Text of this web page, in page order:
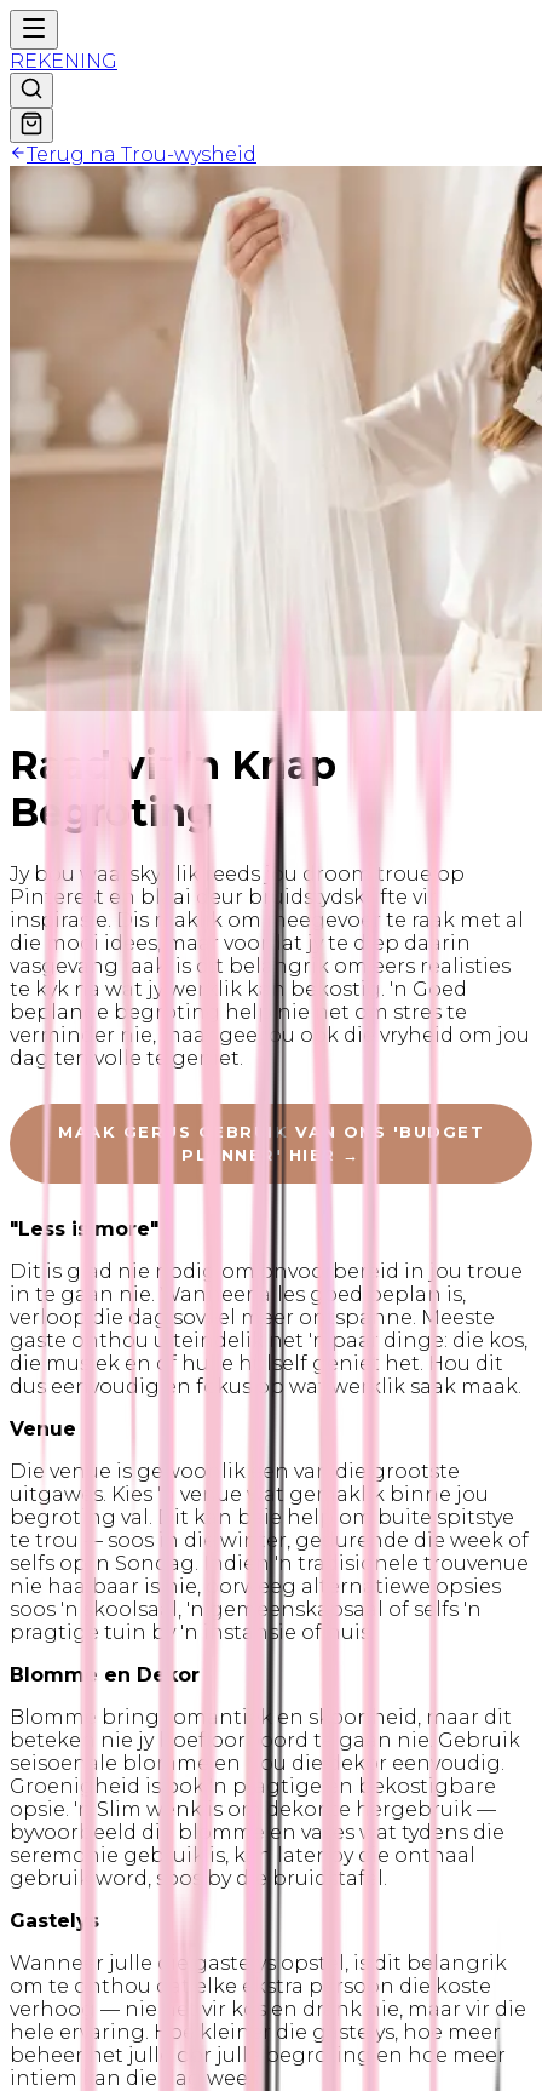
REKENING
Terug na Trou-wysheid
Raad vir 'n Knap
Begroting
Jy bou waarskynlik reeds jou droom troue op
Pinterest en blaai deur bruidstydskrifte vir
inspirasie. Dis maklik om meegevoer te raak met al
die mooi idees, maar voordat jy te diep daarin
vasgevang raak, is dit belangrik om eers realisties
te kyk na wat jy werklik kan bekostig. 'n Goed
beplande begroting help nie net om stres te
verminder nie, maar gee jou ook die vryheid om jou
dag ten volle te geniet.
MAAK GERUS GEBRUIK VAN ONS 'BUDGET
PLANNER' HIER →
"Less is more"
Dit is glad nie nodig om onvoorbereid in jou troue
in te gaan nie. Wanneer alles goed beplan is,
verloop die dag soveel meer ontspanne. Meeste
gaste onthou uiteindelik net 'n paar dinge: die kos,
die musiek en of hulle hulself geniet het. Hou dit
dus eenvoudig en fokus op wat werklik saak maak.
Venue
Die venue is gewoonlik een van die grootste
uitgawes. Kies 'n venue wat gemaklik binne jou
begroting val. Dit kan baie help om buite spitstye
te trou — soos in die winter, gedurende die week of
selfs op 'n Sondag. Indien 'n tradisionele trouvenue
nie haalbaar is nie, oorweeg alternatiewe opsies
soos 'n skoolsaal, 'n gemeenskapsaal of selfs 'n
pragtige tuin by 'n instansie of huis.
Blomme en Dekor
Blomme bring romantiek en skoonheid, maar dit
beteken nie jy hoef oorboord te gaan nie. Gebruik
seisoenale blomme en hou die dekor eenvoudig.
Groenigheid is ook 'n pragtige en bekostigbare
opsie. 'n Slim wenk is om dekor te hergebruik —
byvoorbeeld die blomme en vases wat tydens die
seremonie gebruik is, kan later by die onthaal
gebruik word, soos by die bruidstafel.
Gastelys
Wanneer julle die gastelys opstel, is dit belangrik
om te onthou dat elke ekstra persoon die koste
verhoog — nie net vir kos en drank nie, maar vir die
hele ervaring. Hoe kleiner die gastelys, hoe meer
beheer het julle oor julle begroting en hoe meer
intiem kan die dag wees.